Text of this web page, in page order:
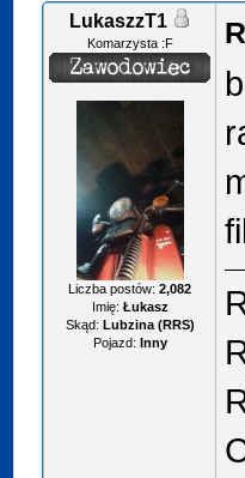
LukaszzT1
Komarzysta :F
Liczba postów:2,082
Imię: Łukasz
Skąd: Lubzina (RRS)
Pojazd: Inny